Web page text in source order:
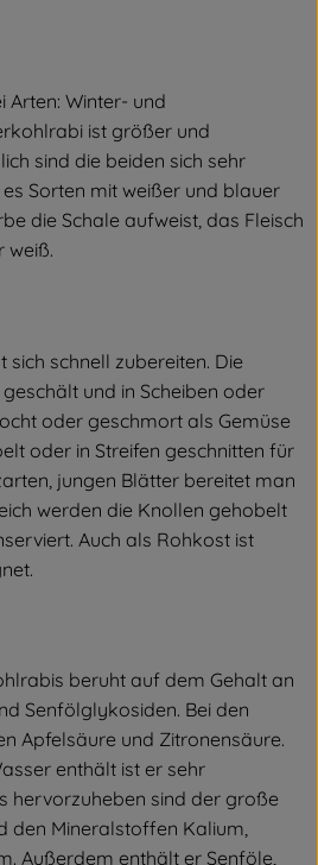
Arten: Winter- und
ist größer und
sind die beiden sich sehr
Sorten mit weißer und blauer
die Schale aufweist, das Fleisch
weiß.
sich schnell zubereiten. Die
und in Scheiben oder
oder geschmort als Gemüse
oder in Streifen geschnitten für
jungen Blätter bereitet man
werden die Knollen gehobelt
Auch als Rohkost ist
beruht auf dem Gehalt an
Senfölglykosiden. Bei den
Apfelsäure und Zitronensäure.
enthält ist er sehr
hervorzuheben sind der große
den Mineralstoffen Kalium,
Außerdem enthält er Senföle,